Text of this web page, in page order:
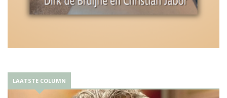
LAATSTE COLUMN